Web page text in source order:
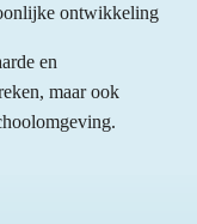
ontwikkeling
en
maar ook